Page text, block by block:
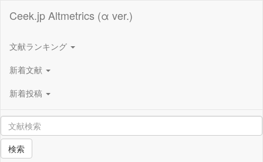
Ceek.jp Altmetrics (α ver.)
文献ランキング
新着文献
新着投稿
検索